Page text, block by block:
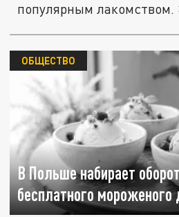
популярным лакомством.
В Польше набирает
бесплатного мороженого
ОБЩЕСТВО